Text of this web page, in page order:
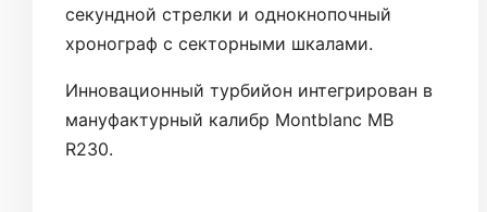
секундной стрелки и однокнопочный
хронограф с секторными шкалами.
Инновационный турбийон интегрирован в
мануфактурный калибр Montblanc MB
R230.